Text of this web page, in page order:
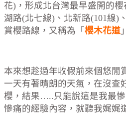
花)，形成北台灣最早盛開的
湖路(北七線)、北新路(101線)
賞櫻路線，又稱為「 櫻木花道
本來想趁過年收假前來個悠閒
一天有著晴朗的天氣，在沒查
櫻，結果…..只能說這是我最
慘痛的經驗內容，就聽我娓娓